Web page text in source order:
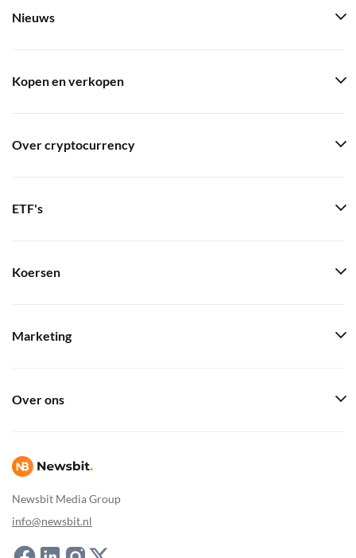
Newsbit Media Group
info@newsbit.nl
Nieuws
Kopen en verkopen
Over cryptocurrency
ETF's
Koersen
Marketing
Over ons